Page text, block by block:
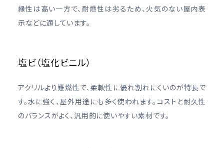
縁性は高い一方で、耐燃性は劣るため、火気のない屋内表
示などに適しています。
塩ビ（塩化ビニル）
アクリルより難燃性で、柔軟性に優れ割れにくいのが特長で
す。水に強く、屋外用途にも多く使われます。コストと耐久性
のバランスがよく、汎用的に使いやすい素材です。